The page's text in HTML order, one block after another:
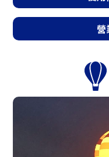
營業時間/費率
天